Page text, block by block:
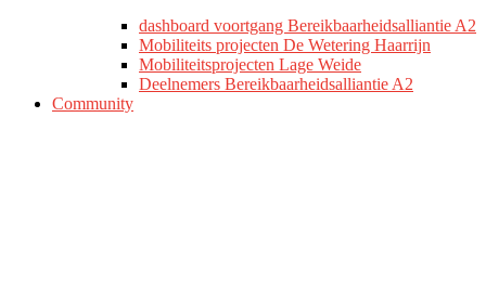
dashboard voortgang Bereikbaarheidsalliantie A2
Mobiliteits projecten De Wetering Haarrijn
Mobiliteitsprojecten Lage Weide
Deelnemers Bereikbaarheidsalliantie A2
Community